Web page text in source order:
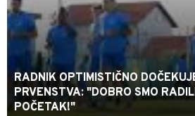
RADNIK OPTIMISTIČNO
PRVENSTVA: "DOBRO SMO
POČETAK!"